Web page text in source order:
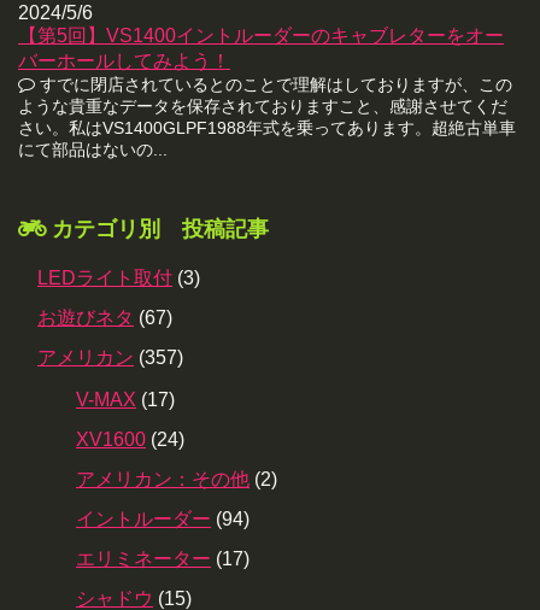
2024/5/6
【第5回】VS1400イントルーダーのキャブレターをオー
バーホールしてみよう！
すでに閉店されているとのことで理解はしておりますが、この
ような貴重なデータを保存されておりますこと、感謝させてくだ
さい。私はVS1400GLPF1988年式を乗ってあります。超絶古単車
にて部品はないの...
カテゴリ別 投稿記事
LEDライト取付 (3)
お遊びネタ (67)
アメリカン (357)
V-MAX (17)
XV1600 (24)
アメリカン：その他 (2)
イントルーダー (94)
エリミネーター (17)
シャドウ (15)